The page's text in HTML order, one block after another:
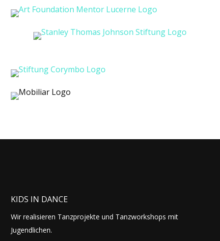
KIDS IN DANCE
Wir realisieren Tanzprojekte und Tanzworkshops mit
Jugendlichen.